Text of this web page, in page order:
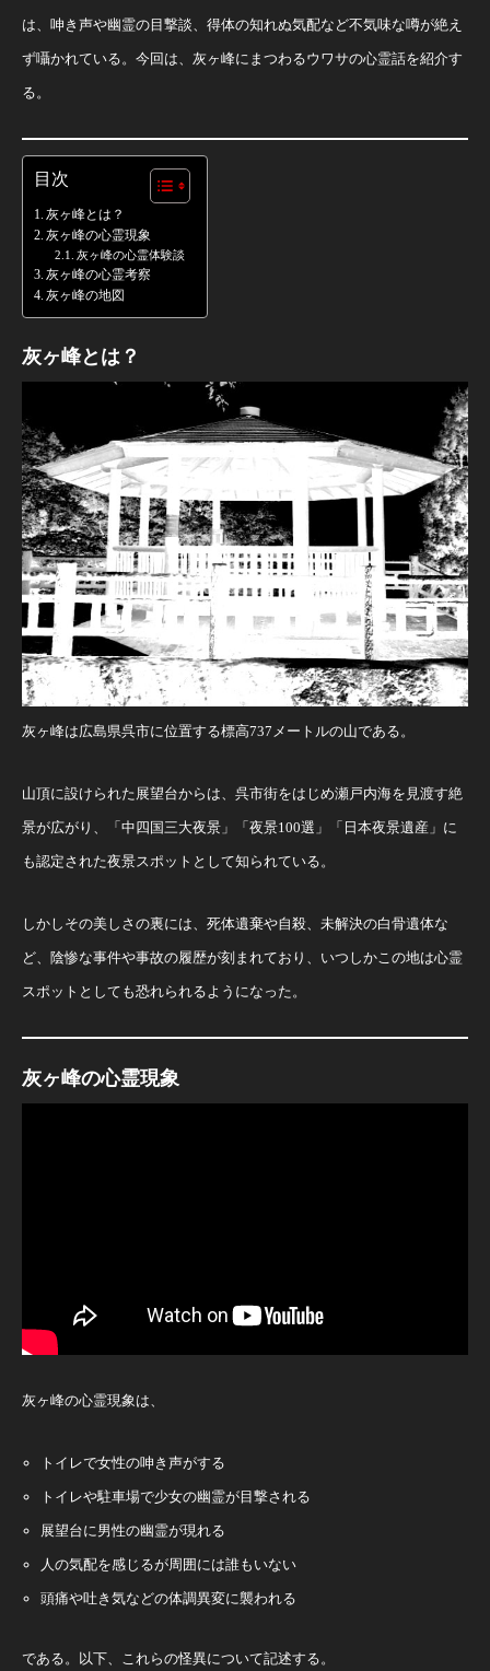
は、呻き声や幽霊の目撃談、得体の知れぬ気配など不気味な噂が絶え
ず囁かれている。今回は、灰ヶ峰にまつわるウワサの心霊話を紹介す
る。
目次
灰ヶ峰とは？
灰ヶ峰の心霊現象
灰ヶ峰の心霊体験談
灰ヶ峰の心霊考察
灰ヶ峰の地図
灰ヶ峰とは？
灰ヶ峰は広島県呉市に位置する標高737メートルの山である。
山頂に設けられた展望台からは、呉市街をはじめ瀬戸内海を見渡す絶
景が広がり、「中四国三大夜景」「夜景100選」「日本夜景遺産」に
も認定された夜景スポットとして知られている。
しかしその美しさの裏には、死体遺棄や自殺、未解決の白骨遺体な
ど、陰惨な事件や事故の履歴が刻まれており、いつしかこの地は心霊
スポットとしても恐れられるようになった。
灰ヶ峰の心霊現象
灰ヶ峰の心霊現象は、
トイレで女性の呻き声がする
トイレや駐車場で少女の幽霊が目撃される
展望台に男性の幽霊が現れる
人の気配を感じるが周囲には誰もいない
頭痛や吐き気などの体調異変に襲われる
である。以下、これらの怪異について記述する。